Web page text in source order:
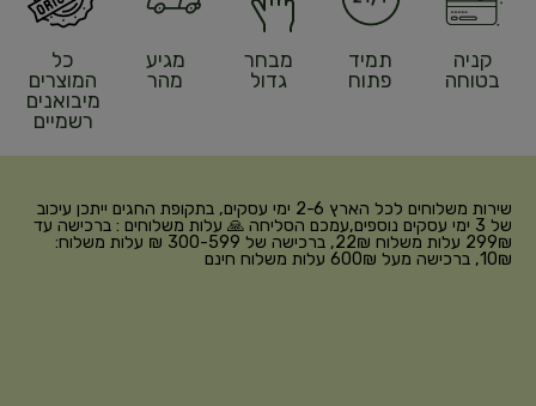
קניה
בטוחה
תמיד
פתוח
מבחר
גדול
מגיע
מהר
כל
המוצרים
מיבואנים
רשמיים
שירות משלוחים לכל הארץ 2-6 ימי עסקים, בתקופת החגים ייתכן עיכוב
של 3 ימי עסקים נוספים,עמכם הסליחה 🙏 עלות משלוחים : ברכישה עד
299₪ עלות משלוח 22₪, ברכישה של 300-599 ₪ עלות משלוח:
10₪, ברכישה מעל 600₪ עלות משלוח חינם